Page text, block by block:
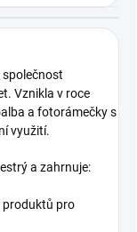
společnost
Vznikla v roce
a fotorámečky s
využití.
a zahrnuje:
produktů pro